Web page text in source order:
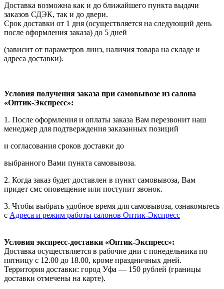
Доставка возможна как и до ближайшего пункта выдачи
заказов СДЭК, так и до двери.
Срок доставки от 1 дня (осуществляется на следующий день
после оформления заказа) до 5 дней
(зависит от параметров линз, наличия товара на складе и
адреса доставки).
Условия получения заказа при самовывозе из салона
«Оптик-Экспресс»:
1. После оформления и оплаты заказа Вам перезвонит наш
менеджер для подтверждения заказанных позиций
и согласования сроков доставки до
выбранного Вами пункта самовывоза.
2. Когда заказ будет доставлен в пункт самовывоза, Вам
придет смс оповещение или поступит звонок.
3. Чтобы выбрать удобное время для самовывоза, ознакомьтесь
с Адреса и режим работы салонов Оптик-Экспресс
Условия экспресс-доставки «Оптик-Экспресс»:
Доставка осуществляется в рабочие дни с понедельника по
пятницу с 12.00 до 18.00, кроме праздничных дней.
Территория доставки: город Уфа — 150 рублей (границы
доставки отмечены на карте).